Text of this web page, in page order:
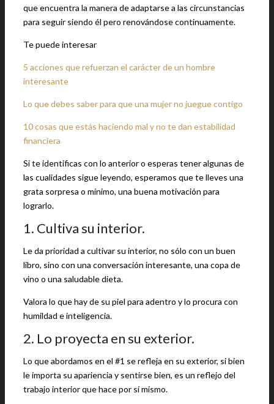
que encuentra la manera de adaptarse a las circunstancias
para seguir siendo él pero renovándose continuamente.
Te puede interesar
5 acciones que refuerzan el carácter de un hombre
interesante
Lo que debes saber para que una mujer no juegue contigo
10 cosas que estás haciendo mal y no te dan estabilidad
financiera
Si te identificas con lo anterior o esperas tener algunas de
las cualidades sigue leyendo, esperamos que te lleves una
grata sorpresa o mínimo, una buena motivación para
lograrlo.
1. Cultiva su interior.
Le da prioridad a cultivar su interior, no sólo con un buen
libro, sino con una conversación interesante, una copa de
vino o una saludable dieta.
Valora lo que hay de su piel para adentro y lo procura con
humildad e inteligencia.
2. Lo proyecta en su exterior.
Lo que abordamos en el #1 se refleja en su exterior, si bien
le importa su apariencia y sentirse bien, es un reflejo del
trabajo interior que hace por sí mismo.